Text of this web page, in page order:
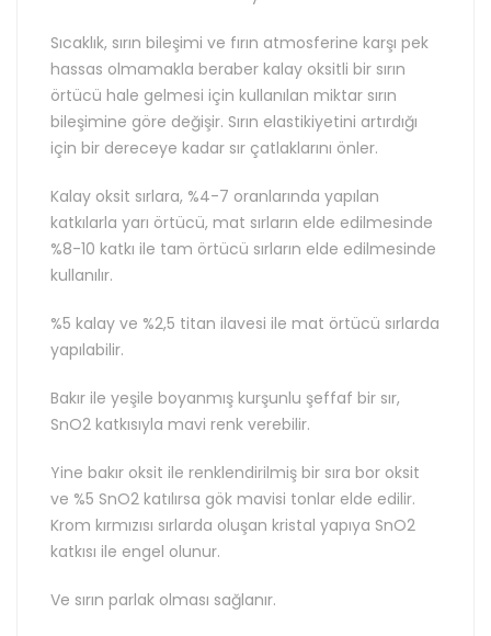
Sıcaklık, sırın bileşimi ve fırın atmosferine karşı pek
hassas olmamakla beraber kalay oksitli bir sırın
örtücü hale gelmesi için kullanılan miktar sırın
bileşimine göre değişir. Sırın elastikiyetini artırdığı
için bir dereceye kadar sır çatlaklarını önler.
Kalay oksit sırlara, %4-7 oranlarında yapılan
katkılarla yarı örtücü, mat sırların elde edilmesinde
%8-10 katkı ile tam örtücü sırların elde edilmesinde
kullanılır.
%5 kalay ve %2,5 titan ilavesi ile mat örtücü sırlarda
yapılabilir.
Bakır ile yeşile boyanmış kurşunlu şeffaf bir sır,
SnO2 katkısıyla mavi renk verebilir.
Yine bakır oksit ile renklendirilmiş bir sıra bor oksit
ve %5 SnO2 katılırsa gök mavisi tonlar elde edilir.
Krom kırmızısı sırlarda oluşan kristal yapıya SnO2
katkısı ile engel olunur.
Ve sırın parlak olması sağlanır.